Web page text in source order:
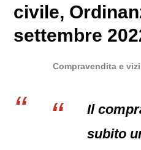
civile,
settembre
Compravendita e
Il
subito